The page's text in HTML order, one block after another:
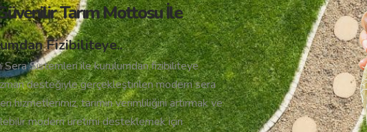
Tarım Mottosu İle
Fizibiliteye..
Sera Sistemleri ile kurulumdan fizibiliteye
desteğiyle gerçekleştirilen modern sera
hizmetlerimiz, tarımın verimliliğini artırmak ve
modern üretimi desteklemek için